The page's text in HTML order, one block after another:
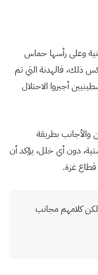
وعلى رأسها حماس
ذلك، فالهدنة التي تم
أجبروا الاحتلال
والأجانب بطريقة
دون أي خلل، يؤكد أن
قطاع غزة.
كلامهم مجانب